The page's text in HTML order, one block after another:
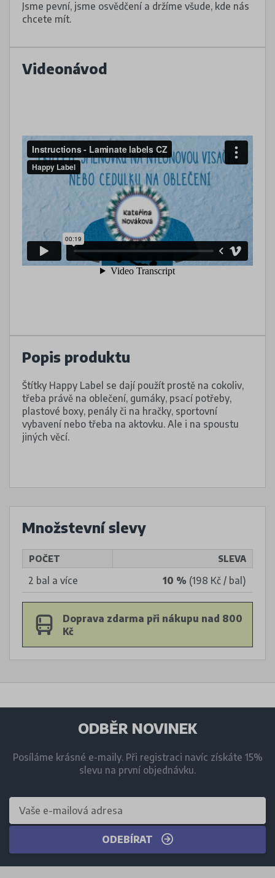
Jsme pevní, jsme osvědčení a držíme všude, kde nás
chcete mít.
Videonávod
Popis produktu
Štítky Happy Label se dají použít prostě na cokoliv,
třeba právě na oblečení, gumáky, psací potřeby,
plastové boxy, penály či na hračky, sportovní
vybavení nebo třeba na aktovku. Ale i na spoustu
jiných věcí.
Množstevní slevy
POČET SLEVA
2 bal a více 10 % (198 Kč / bal)
Doprava zdarma při nákupu nad 800
Kč
ODBĚR NOVINEK
Posíláme krásné e-maily. Při registraci navíc získáte 15%
slevu na první objednávku.
ODEBÍRAT